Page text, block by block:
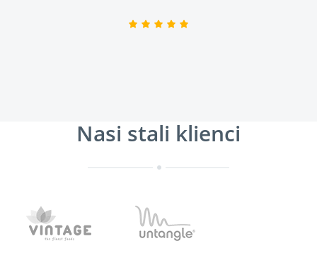
Nasi stali klienci